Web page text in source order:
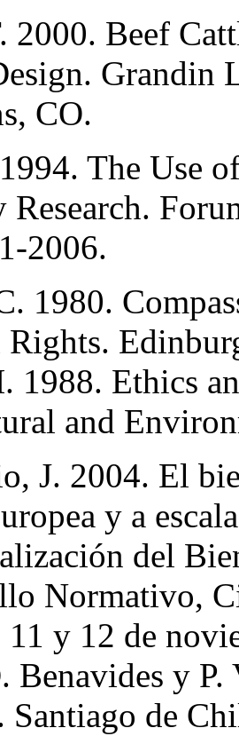
2000. Beef
Grandin
CO.
The Use
Research.
2006.
1980.
1988. Ethics
and
J. 2004. El
y a
del
Normativo,
11 y 12 de
Benavides y
Santiago de